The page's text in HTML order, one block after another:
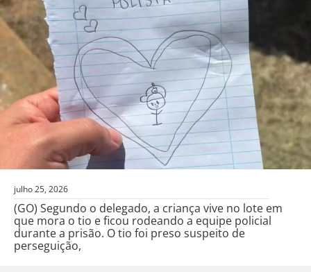
julho 25, 2026
(GO) Segundo o delegado, a criança vive no lote em
que mora o tio e ficou rodeando a equipe policial
durante a prisão. O tio foi preso suspeito de
perseguição,